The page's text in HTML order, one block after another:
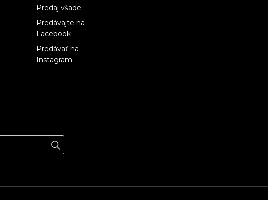
Predaj všade
Predávajte na
Facebook
Predávať na
Instagram